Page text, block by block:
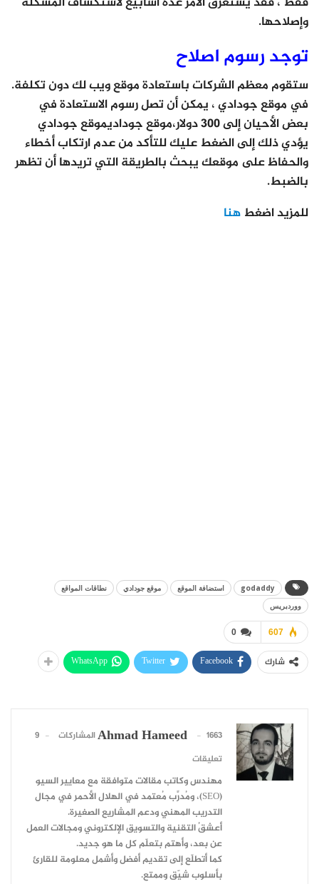
وإصلاحها.
توجد رسوم اصلاح
ستقوم معظم الشركات باستعادة موقع ويب لك دون تكلفة.
في موقع جودادي ، يمكن أن تصل رسوم الاستعادة في
بعض الأحيان إلى 300 دولار،موقع جوداديموقع جودادي
يؤدي ذلك إلى الضغط عليك للتأكد من عدم ارتكاب أخطاء
والحفاظ على موقعك يبحث بالطريقة التي تريدها أن تظهر
بالضبط.
للمزيد اضغط هنا
godaddy استضافة الموقع موقع جودادي
نطاقات المواقع
ووردبريس
0 607
شارك Facebook
Twitter
WhatsApp
Ahmad Hameed 1663 المشاركات
9
تعليقات
مهندس وكاتب مقالات متوافقة مع معايير السيو
(SEO)، ومُدرِّب مُعتمد في الهلال الأحمر في مجال
التدريب المهني ودعم المشاريع الصغيرة.
أعشقُ التقنية والتسويق الإلكتروني ومجالات العمل
عن بعد، وأهتم بتعلّم كل ما هو جديد.
كما أتطلّع إلى تقديم أفضل وأشمل معلومة للقارئ
بأسلوب شيّق وممتع.